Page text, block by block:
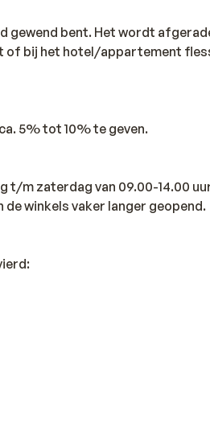
gewend bent. Het wordt
of bij het hotel/appartement
5% tot 10% te geven.
t/m zaterdag van 09.00-14.00
winkels vaker langer geopend.